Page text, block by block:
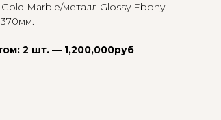
Marble/металл Glossy Ebony
2 шт. — 1,200,000руб.